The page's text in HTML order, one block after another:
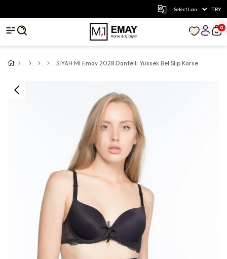
TRY
0
SİYAH MI Emay 2028 Dantelli Yüksek Bel Slip Korse